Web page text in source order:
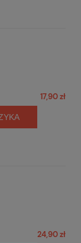
17,90 zł
24,90 zł